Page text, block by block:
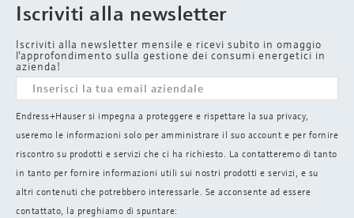
Iscriviti alla newsletter
Iscriviti alla newsletter mensile e ricevi subito in omaggio
l'approfondimento sulla gestione dei consumi energetici in
azienda!
Endress+Hauser si impegna a proteggere e rispettare la sua privacy,
useremo le informazioni solo per amministrare il suo account e per fornire
riscontro su prodotti e servizi che ci ha richiesto. La contatteremo di tanto
in tanto per fornire informazioni utili sui nostri prodotti e servizi, e su
altri contenuti che potrebbero interessarle. Se acconsente ad essere
contattato, la preghiamo di spuntare: